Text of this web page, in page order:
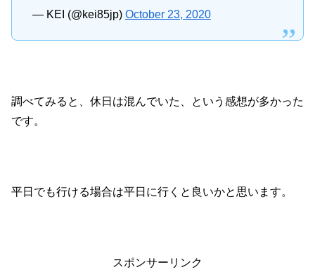
— KEI (@kei85jp) October 23, 2020
調べてみると、休日は混んでいた、という感想が多かった
です。
平日でも行ける場合は平日に行くと良いかと思います。
スポンサーリンク